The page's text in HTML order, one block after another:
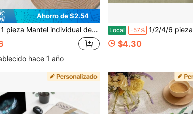
Ahorro de $2.54
1 pieza Mantel individual de ganchillo personalizado con nombre, mantel de mesa redondo tejido personalizado, mantel individual redondo personalizado con nombre, juego de mantel individual de mesa personalizado, mantel individual lavable, regalo de inauguración de casa, decoración de cocina
hace 1 año
Local -57% 1/2/4/6 piezas Manteles personalizados con nombre para astronautas, disponibles perfectos para la decoración del hogar. Ideales para el Día de San Valentín, Pascua y
$4.30